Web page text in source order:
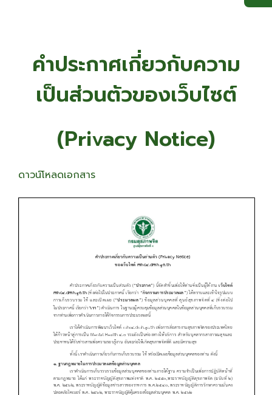
คำประกาศเกี่ยวกับความ
เป็นส่วนตัวของเว็บไซต์
(Privacy Notice)
ดาวน์โหลดเอกสาร